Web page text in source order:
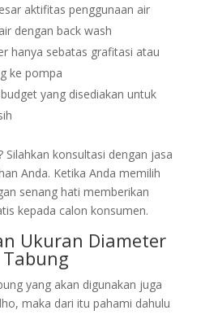
aktifitas penggunaan air
dengan back wash
hanya sebatas grafitasi atau
ke pompa
yang disediakan untuk
Silahkan konsultasi dengan jasa
Anda. Ketika Anda memilih
senang hati memberikan
kepada calon konsumen.
Ukuran Diameter
Tabung
yang akan digunakan juga
maka dari itu pahami dahulu